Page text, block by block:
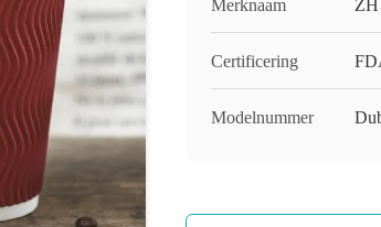
Merknaam ZH
Certificering
Modelnummer